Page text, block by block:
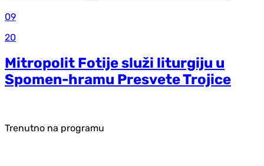
09
20
Mitropolit Fotije služi liturgiju u
Spomen-hramu Presvete Trojice
Trenutno na programu